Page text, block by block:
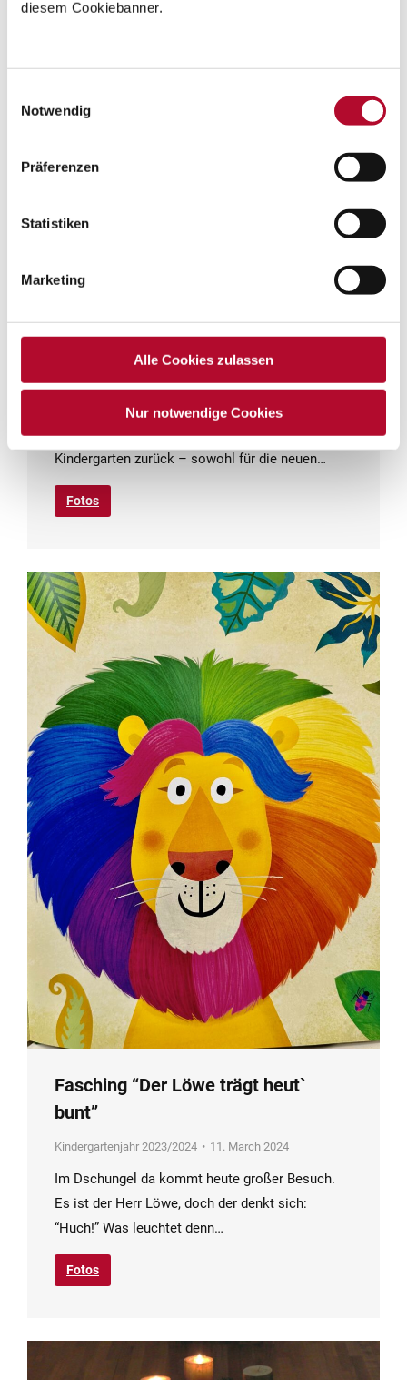
diesem Cookiebanner.
Notwendig
Präferenzen
Statistiken
Marketing
Alle Cookies zulassen
Nur notwendige Cookies
inne – die Kinder haben gestartet
Wir blicken nun auf eine schöne aber auch
turbulente Zeit der Eingewöhnung im
Kindergarten zurück – sowohl für die neuen…
Fotos
Fasching “Der Löwe trägt heut`
bunt”
Kindergartenjahr 2023/2024 11. March 2024
Im Dschungel da kommt heute großer Besuch.
Es ist der Herr Löwe, doch der denkt sich:
“Huch!” Was leuchtet denn…
Fotos